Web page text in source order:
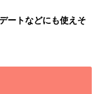
ートなどにも使えそ